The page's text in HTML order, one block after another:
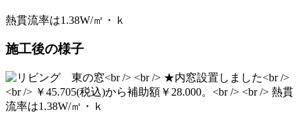
熱貫流率は1.38W/㎡・ｋ
施工後の様子